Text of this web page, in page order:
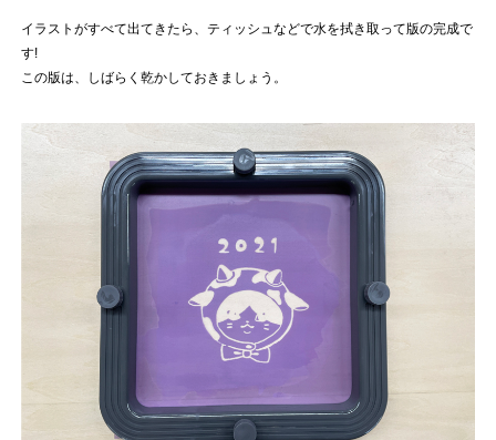
イラストがすべて出てきたら、ティッシュなどで水を拭き取って版の完成で
す!
この版は、しばらく乾かしておきましょう。